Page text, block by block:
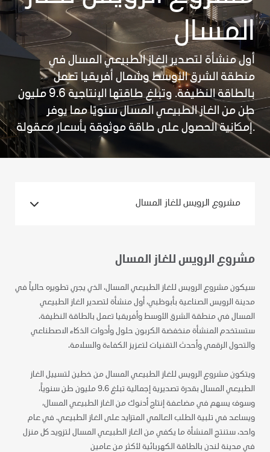
المسال
أول منشأة لتصدير الغاز الطبيعي المسال في
منطقة الشرق الأوسط وشمال أفريقيا تعمل
بالطاقة النظيفة. وتبلغ طاقتها الإنتاجية 9.6 مليون
طن من الغاز الطبيعي المسال سنويًا مما يوفر
إمكانية الحصول على طاقة موثوقة بأسعار معقولة.
مشروع الرويس للغاز المسال
سيكون مشروع الرويس للغاز الطبيعي المسال، الذي يجري تطويره حالياً في
مدينة الرويس الصناعية بأبوظبي، أول منشأة لتصدير الغاز الطبيعي
المسال في منطقة الشرق الأوسط وأفريقيا تعمل بالطاقة النظيفة.
ستستخدم المنشأة منخفضة الكربون حلول وأدوات الذكاء الاصطناعي
والتحول الرقمي وأحدث التقنيات لتعزيز الكفاءة والسلامة.
ويتكون مشروع الرويس للغاز الطبيعي المسال من خطين لتسييل الغاز
الطبيعي المسال بقدرة تصديرية إجمالية تبلغ 9.6 مليون طن سنوياً،
وسوف يسهم في مضاعفة إنتاج أدنوك من الغاز الطبيعي المسال،
ويساعد في تلبية الطلب العالمي المتزايد على الغاز الطبيعي. في عام
واحد، ستنتج المنشأة ما يكفي من الغاز الطبيعي المسال لتزويد كل منزل
في مدينة لندن بالطاقة الكهربائية لأكثر من عامين
مشروع الرويس للغاز المسال